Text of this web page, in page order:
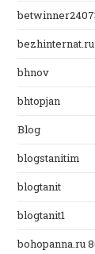
bezhinternat.ru
bhnov
bhtopjan
Blog
blogstanitim
blogtanit
blogtanit1
bohopanna.ru